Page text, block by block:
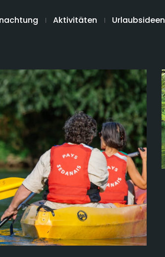
Aktivitäten Urlaubsideen